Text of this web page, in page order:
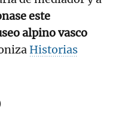
este
alpino vasco
Historias